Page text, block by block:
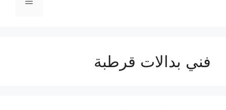
فني بدالات قرطبة